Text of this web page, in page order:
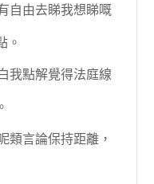
自由去睇我想睇嘅
。
我點解覺得法庭線
類言論保持距離，